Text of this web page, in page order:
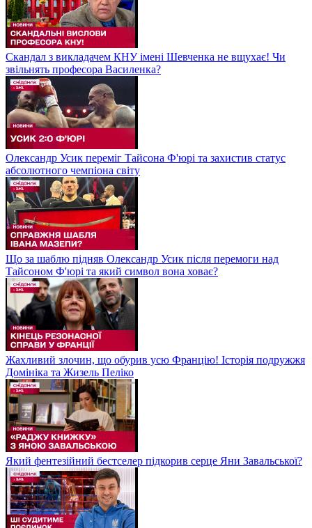
Скандал з викладачем КНУ імені Шевченка не вщухає! Чи
звільнять професора Василенка?
Олександр Усик переміг Тайсона Ф'юрі та захистив статус
абсолютного чемпіона світу
Що за шаблю підняв Олександр Усик після перемоги над
Тайсоном Ф'юрі та який символ вона ховає?
Жахливий злочин, що обурив усю Францію! Історія подружжя
Домініка та Жизель Пеліко
Який фентезійний бестселер підкорив серце Яни Завальської?